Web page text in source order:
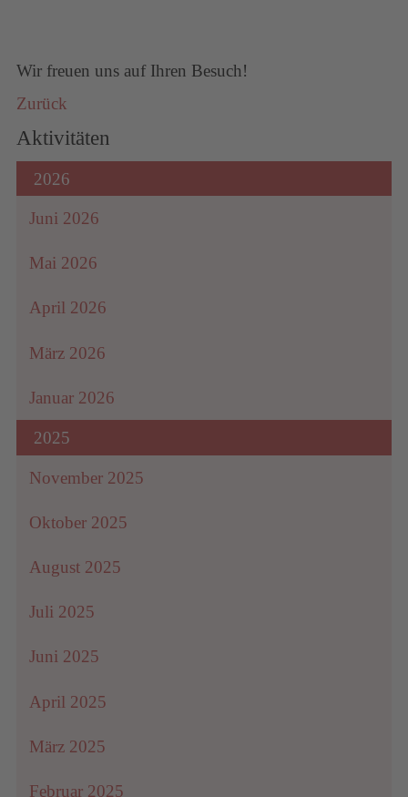
Wir freuen uns auf Ihren Besuch!
Zurück
Aktivitäten
2026
Juni 2026
Mai 2026
April 2026
März 2026
Januar 2026
2025
November 2025
Oktober 2025
August 2025
Juli 2025
Juni 2025
April 2025
März 2025
Februar 2025